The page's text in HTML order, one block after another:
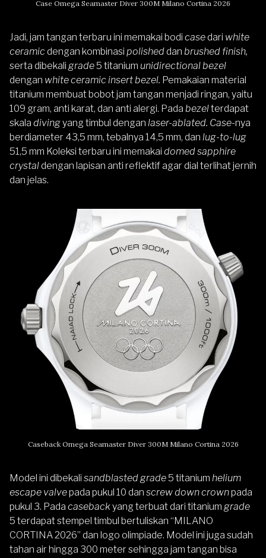
Case Omega Seamaster Diver 300M Milano Cortina 2026
Jadi, jam tangan terbaru ini memakai bodi casedari white
ceramic dengan kombinasi polisheddan brushed finish,
serta dibekali grade5 titanium unidirectional bezel
dengan white ceramic insert bezel. Pemakaian material
titanium membuat bobot jam tangan menjadi ringan, yaitu
109 gram, anti karat, dan anti alergi. Pada bezelterdapat
skala divingyang timbul dengan laser-ablated. Case-nya
berdiameter 43,5 mm, tebalnya 14,5 mm, dan lug-to-lug
51,5 mm Koleksi terbaru ini memakai domed sapphire
crystaldengan lapisan anti reflektif agar dial terlihat jernih
dan jelas.
Caseback Omega Seamaster Diver 300M Milano Cortina 2026
Model ini dibekali sandblasted grade5 titanium helium
escape valvepada pukul 10 dan screw down crownpada
pukul 3. Pada casebackyang terbuat dari titanium grade
5 terdapat stempel timbul bertuliskan “MILANO
CORTINA 2026” dan logo olimpiade. Model ini juga sudah
tahan air hingga 300 meter sehingga jam tangan bisa